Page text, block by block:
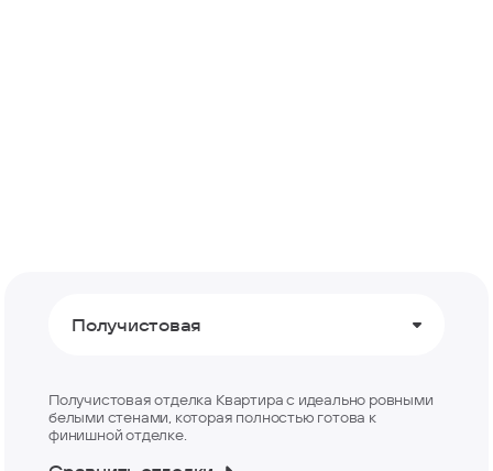
Получистовая
Получистовая отделка Квартира с идеально ровными
белыми стенами, которая полностью готова к
финишной отделке.